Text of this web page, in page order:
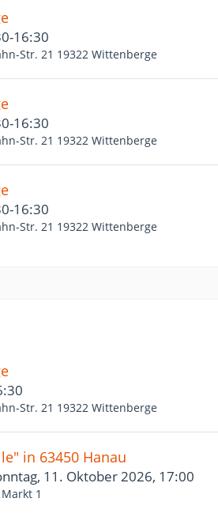
16:30
Str. 21 19322 Wittenberge
16:30
Str. 21 19322 Wittenberge
16:30
Str. 21 19322 Wittenberge
Str. 21 19322 Wittenberge
in 63450 Hanau
11. Oktober 2026, 17:00
1